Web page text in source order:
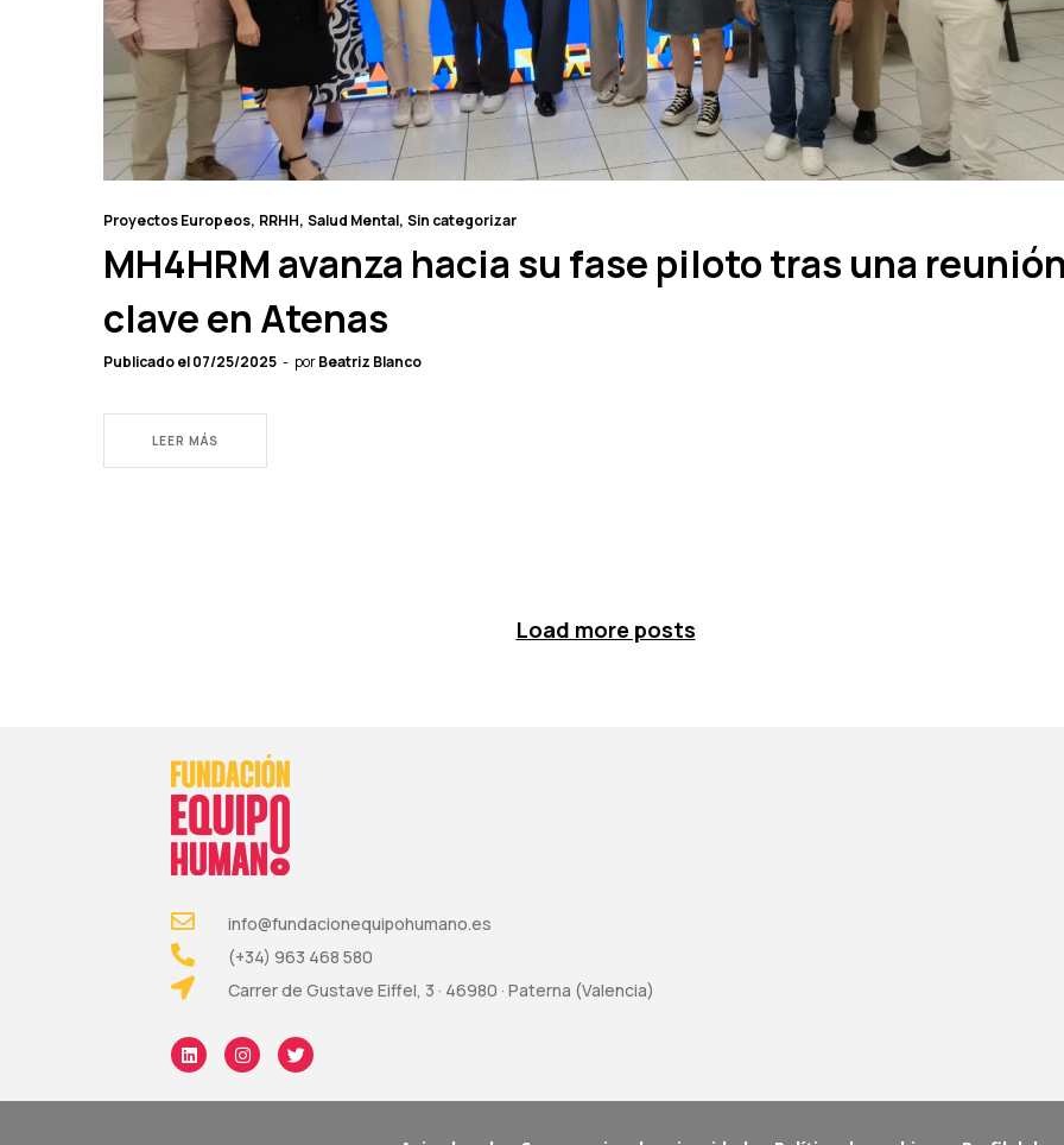
Proyectos Europeos RRHH Salud Mental Sin categorizar
MH4HRM avanza hacia su fase piloto tras una
clave en Atenas
Publicado el07/25/2025 porBeatriz Blanco
LEER MÁS
Load more posts
info@fundacionequipohumano.es
(+34) 963 468 580
Carrer de Gustave Eiffel, 3 · 46980 · Paterna (Valencia)